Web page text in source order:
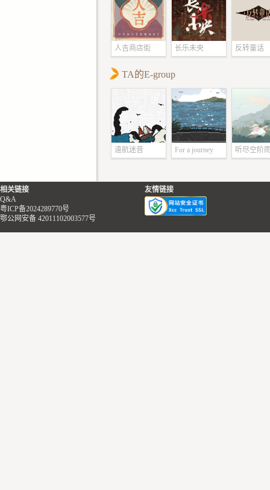
人吉商店街 长乐未央 反转童话
TA的E-group
遠航迷音 For a journey 听尽空阶
相关链接
Q&A
粤ICP备2024289770号
鄂公网安备 42011102003577号
友情链接